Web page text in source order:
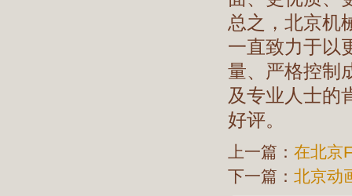
总之，北京机
一直致力于以
量、严格控制
及专业人士的
好评。
上一篇： 在北京
下一篇： 北京动